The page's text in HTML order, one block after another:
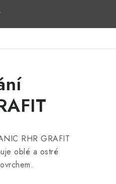
RHR GRAFIT
oblé a ostré